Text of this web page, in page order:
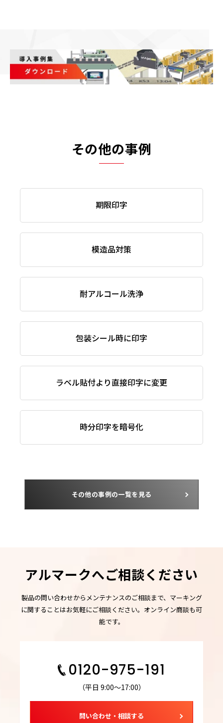
その他の事例
期限印字
模造品対策
耐アルコール洗浄
包装シール時に印字
ラベル貼付より直接印字に変更
時分印字を暗号化
その他の事例の一覧を見る
アルマークへご相談ください
製品の問い合わせからメンテナンスのご相談まで、マーキング
に関することはお気軽にご相談ください。オンライン商談も可
能です。
0120-975-191
（平日 9:00～17:00）
問い合わせ・相談する